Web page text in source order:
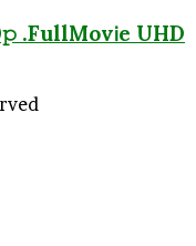
.FullMov𝗂e UHD